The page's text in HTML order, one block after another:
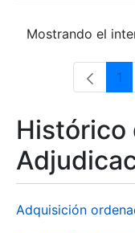
Mostrando el
1
Histórico
Adquisición